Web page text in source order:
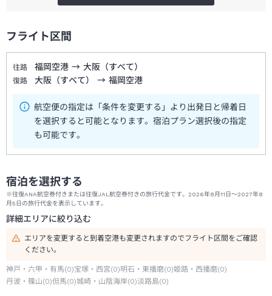
フライト区間
往路 福岡空港 → 大阪（すべて）
復路 大阪（すべて） → 福岡空港
航空便の指定は「条件を変更する」より出発日と帰着日
を選択すると可能となります。宿泊プラン選択後の指定
も可能です。
宿泊を選択する
※往復ANA航空券付きまたは往復JAL航空券付きの旅行代金です。2026年8月11日～2027年8
月5日の旅行代金を表示しています。
詳細エリアに絞り込む
エリアを変更すると到着空港も変更されますのでフライト区間をご確認
ください。
神戸・六甲・有馬(0)宝塚・西宮(0)明石・東播磨(0)姫路・西播磨(0)
丹波・篠山(0)但馬(0)城崎・山陰海岸(0)淡路島(0)